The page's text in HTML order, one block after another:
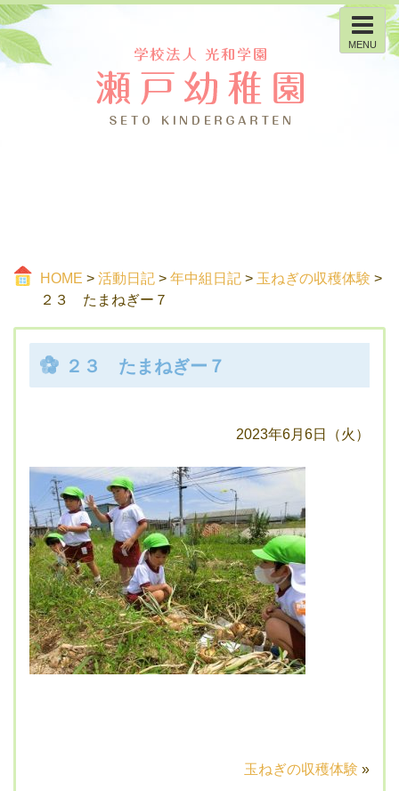
MENU
HOME > 活動日記 > 年中組日記 > 玉ねぎの収穫体験 >
２３ たまねぎー７
２３ たまねぎー７
2023年6月6日（火）
玉ねぎの収穫体験 »